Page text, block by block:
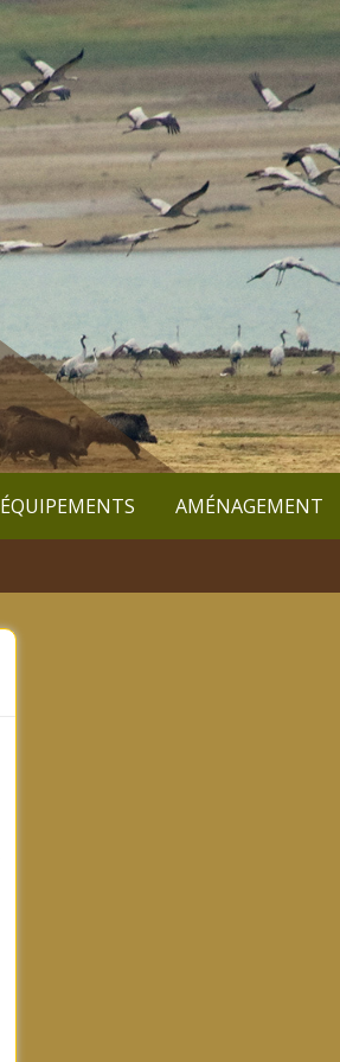
ÉQUIPEMENTS AMÉNAGEMENT